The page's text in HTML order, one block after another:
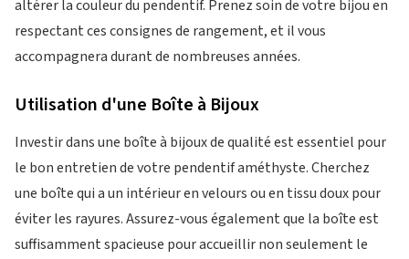
altérer la couleur du pendentif. Prenez soin de votre bijou en
respectant ces consignes de rangement, et il vous
accompagnera durant de nombreuses années.
Utilisation d'une Boîte à Bijoux
Investir dans une boîte à bijoux de qualité est essentiel pour
le bon entretien de votre pendentif améthyste. Cherchez
une boîte qui a un intérieur en velours ou en tissu doux pour
éviter les rayures. Assurez-vous également que la boîte est
suffisamment spacieuse pour accueillir non seulement le